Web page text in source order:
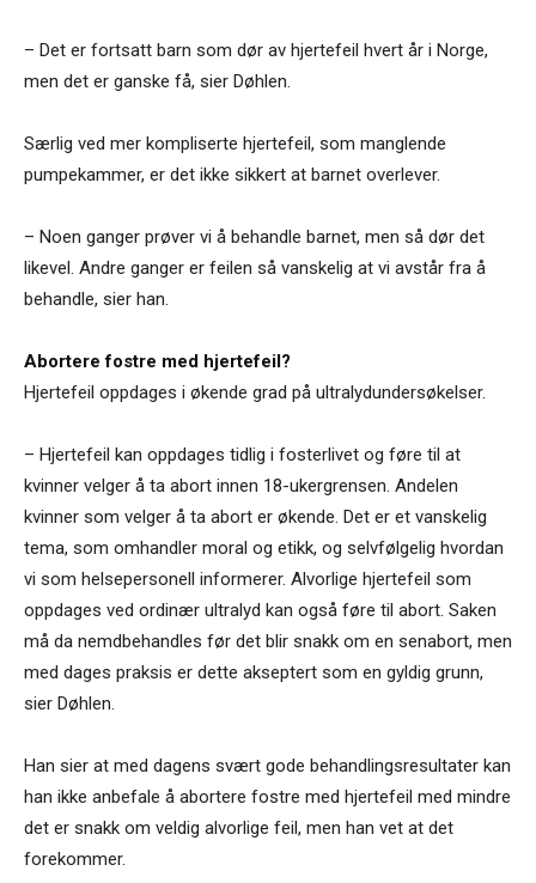
– Det er fortsatt barn som dør av hjertefeil hvert år i Norge,
men det er ganske få, sier Døhlen.
Særlig ved mer kompliserte hjertefeil, som manglende
pumpekammer, er det ikke sikkert at barnet overlever.
– Noen ganger prøver vi å behandle barnet, men så dør det
likevel. Andre ganger er feilen så vanskelig at vi avstår fra å
behandle, sier han.
Abortere fostre med hjertefeil?
Hjertefeil oppdages i økende grad på ultralydundersøkelser.
– Hjertefeil kan oppdages tidlig i fosterlivet og føre til at
kvinner velger å ta abort innen 18-ukergrensen. Andelen
kvinner som velger å ta abort er økende. Det er et vanskelig
tema, som omhandler moral og etikk, og selvfølgelig hvordan
vi som helsepersonell informerer. Alvorlige hjertefeil som
oppdages ved ordinær ultralyd kan også føre til abort. Saken
må da nemdbehandles før det blir snakk om en senabort, men
med dages praksis er dette akseptert som en gyldig grunn,
sier Døhlen.
Han sier at med dagens svært gode behandlingsresultater kan
han ikke anbefale å abortere fostre med hjertefeil med mindre
det er snakk om veldig alvorlige feil, men han vet at det
forekommer.